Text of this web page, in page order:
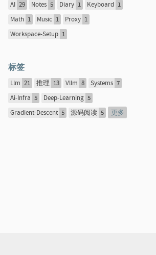
AI 29 Notes 5 Diary 1 Keyboard 1
Math 1 Music 1 Proxy 1
Workspace-Setup 1
标签
Llm 21 推理 13 Vllm 8 Systems 7
Ai-Infra 5 Deep-Learning 5
Gradient-Descent 5 源码阅读 5 更多